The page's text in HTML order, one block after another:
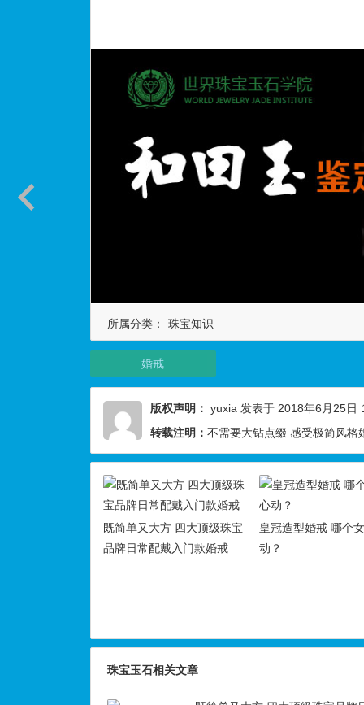
所属分类： 珠宝知识
婚戒
版权声明： yuxia 发表于 2018年6月25日
转载注明： 不需要大钻点缀 感受极简风
既简单又大方 四大顶级珠宝
品牌日常配戴入门款婚戒
皇冠造型婚戒 哪个
动？
珠宝玉石相关文章